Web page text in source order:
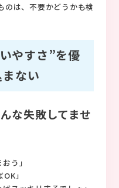
のは、不要かどうかも検
やすさ”を優
ない
な失敗してませ
う」
」